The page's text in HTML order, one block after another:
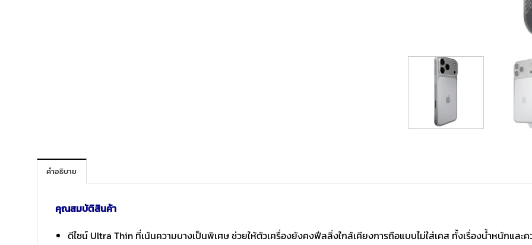
คำอธิบาย
คุณสมบัติสินค้า
ดีไซน์ Ultra Thin ที่เน้นความบางเป็นพิเศษ ช่วยให้ตัวเครื่องยังคงฟีลลิ่งใกล้เคียงการถือแบบไม่ใส่เคส ทั้งเรื่องน้ำหนักและค